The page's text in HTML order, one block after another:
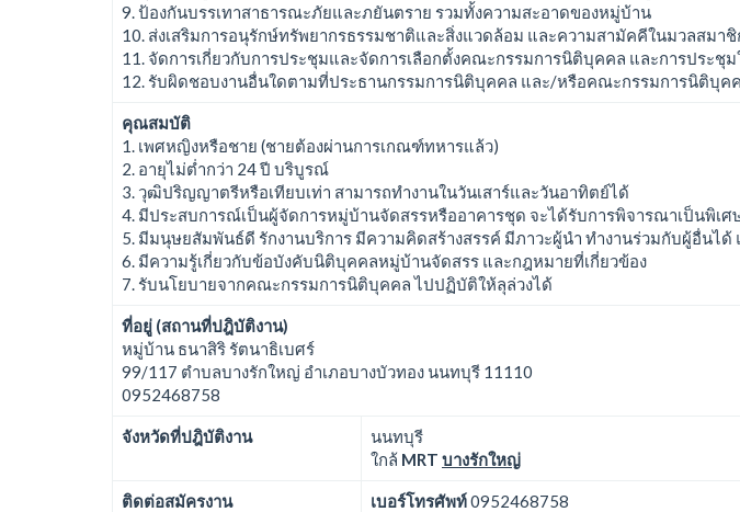
9. ป้องกันบรรเทาสาธารณะภัยและภยันตราย รวมทั้งความสะอาดของหมู่บ้าน
10. ส่งเสริมการอนุรักษ์ทรัพยากรธรรมชาติและสิ่งแวดล้อม และความสามัคคีในมวลสมาชิ
11. จัดการเกี่ยวกับการประชุมและจัดการเลือกตั้งคณะกรรมการนิติบุคคล และการประชุ
12. รับผิดชอบงานอื่นใดตามที่ประธานกรรมการนิติบุคคล และ/หรือคณะกรรมการนิติบุค
คุณสมบัติ
1. เพศหญิงหรือชาย (ชายต้องผ่านการเกณฑ์ทหารแล้ว)
2. อายุไม่ต่ำกว่า 24 ปี บริบูรณ์
3. วุฒิปริญญาตรีหรือเทียบเท่า สามารถทำงานในวันเสาร์และวันอาทิตย์ได้
4. มีประสบการณ์เป็นผู้จัดการหมู่บ้านจัดสรรหรืออาคารชุด จะได้รับการพิจารณาเป็นพิเศ
5. มีมนุษยสัมพันธ์ดี รักงานบริการ มีความคิดสร้างสรรค์ มีภาวะผู้นำ ทำงานร่วมกับผู้อื่นไ
6. มีความรู้เกี่ยวกับข้อบังคับนิติบุคคลหมู่บ้านจัดสรร และกฎหมายที่เกี่ยวข้อง
7. รับนโยบายจากคณะกรรมการนิติบุคคล ไปปฏิบัติให้ลุล่วงได้
ที่อยู่ (สถานที่ปฎิบัติงาน)
หมู่บ้าน ธนาสิริ รัตนาธิเบศร์
99/117 ตำบลบางรักใหญ่ อำเภอบางบัวทอง นนทบุรี 11110
0952468758
จังหวัดที่ปฎิบัติงาน
นนทบุรี
ใกล้ MRT บางรักใหญ่
ติดต่อสมัครงาน เบอร์โทรศัพท์0952468758